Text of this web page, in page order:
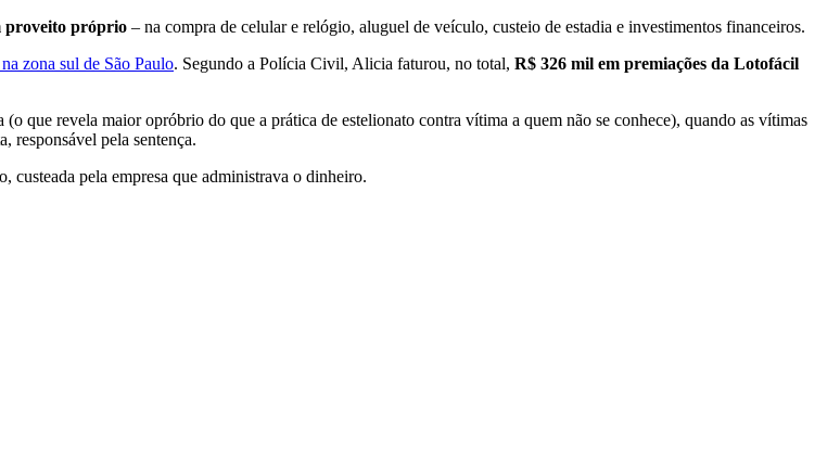
proveito próprio – na compra de celular e relógio, aluguel de veículo, custeio de estadia e investimentos financeiros.
zona sul de São Paulo. Segundo a Polícia Civil, Alicia faturou, no total, R$ 326 mil em premiações da Lotofácil
que revela maior opróbrio do que a prática de estelionato contra vítima a quem não se conhece), quando as vítimas
responsável pela sentença.
custeada pela empresa que administrava o dinheiro.